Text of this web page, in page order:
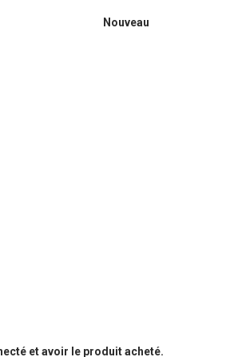
Nouveau
et avoir le produit acheté.